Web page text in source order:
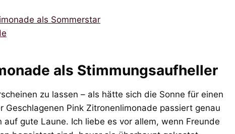
als Sommerstar
als Stimmungsaufheller
zu lassen – als hätte sich die Sonne für einen
Pink Zitronenlimonade passiert genau
gute Laune. Ich liebe es vor allem, wenn Freunde